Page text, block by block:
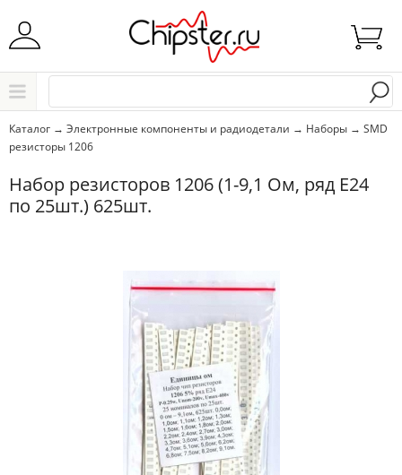
Начните водить название города..
Выбрать
Каталог → Электронные компоненты и радиодетали → Наборы → SMD
резисторы 1206
Набор резисторов 1206 (1-9,1 Ом, ряд Е24
по 25шт.) 625шт.